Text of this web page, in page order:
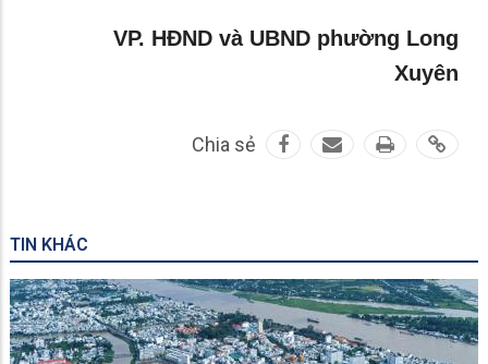
VP. HĐND và UBND phường Long
Xuyên
Chia sẻ
TIN KHÁC